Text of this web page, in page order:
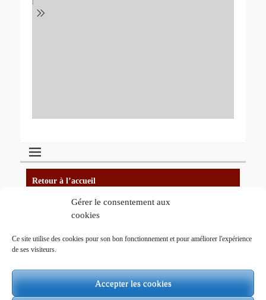
Gérer le consentement aux
cookies
Ce site utilise des cookies pour son bon fonctionnement et pour améliorer l'expérience
de ses visiteurs.
Accepter les cookies
Retour à l’accueil
Plan du site
Administration du site